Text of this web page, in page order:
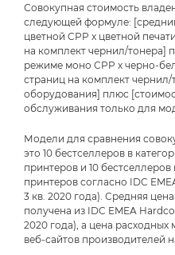
Совокупная стоимость
следующей формуле:
цветной CPP x цветной
на комплект чернил/тонера]
режиме моно CPP x черно-
страниц на комплект
оборудования] плюс
обслуживания только для
Модели для сравнения
это 10 бестселлеров в
принтеров и 10
принтеров согласно IDC
3 кв. 2020 года). Средняя
получена из IDC EMEA
2020 года), а цена
веб-сайтов производителей